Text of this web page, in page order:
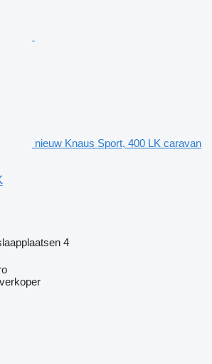
nieuw Knaus Sport, 400 LK caravan
4